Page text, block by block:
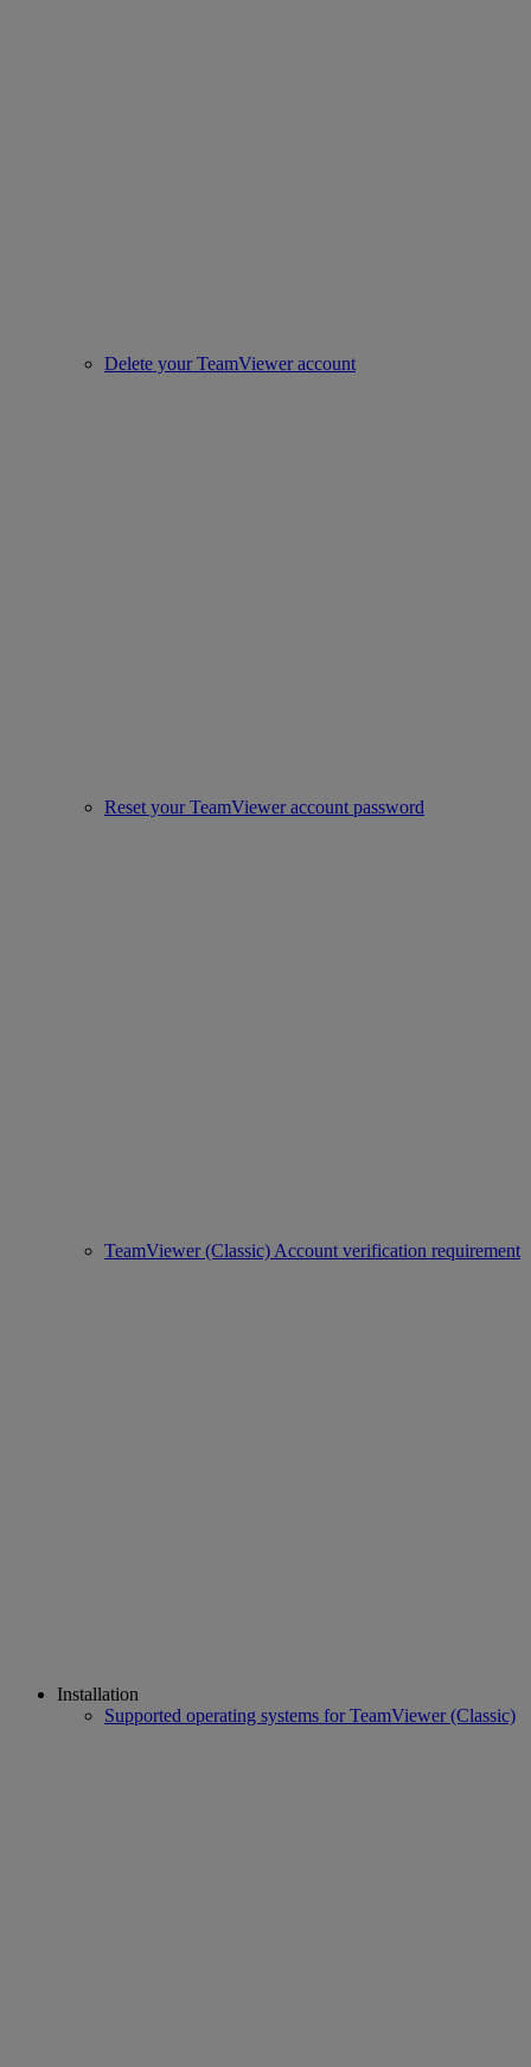
Delete your TeamViewer account
Reset your TeamViewer account password
TeamViewer (Classic) Account verification requirement
Installation
Supported operating systems for TeamViewer (Classic)